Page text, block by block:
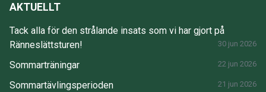
AKTUELLT
Tack alla för den strålande insats som vi har gjort på
Ränneslättsturen!
30 jun 2026
Sommarträningar 22 jun 2026
Sommartävlingsperioden 21 jun 2026